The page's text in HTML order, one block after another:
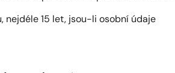
nejdéle 15 let, jsou-li osobní údaje